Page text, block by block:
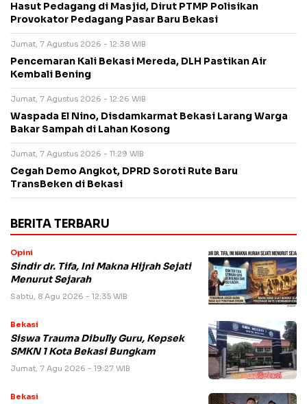
Hasut Pedagang di Masjid, Dirut PTMP Polisikan
Provokator Pedagang Pasar Baru Bekasi
Jumat, 7 Agustus 2026 - 12:38 WIB
Pencemaran Kali Bekasi Mereda, DLH Pastikan Air
Kembali Bening
Jumat, 7 Agustus 2026 - 12:26 WIB
Waspada El Nino, Disdamkarmat Bekasi Larang Warga
Bakar Sampah di Lahan Kosong
Jumat, 7 Agustus 2026 - 11:29 WIB
Cegah Demo Angkot, DPRD Soroti Rute Baru
TransBeken di Bekasi
BERITA TERBARU
Opini
Sindir dr. Tifa, Ini Makna Hijrah Sejati
Menurut Sejarah
Sabtu, 8 Agu 2026 - 12:35 WIB
Bekasi
Siswa Trauma Dibully Guru, Kepsek
SMKN 1 Kota Bekasi Bungkam
Jumat, 7 Agu 2026 - 19:27 WIB
Bekasi